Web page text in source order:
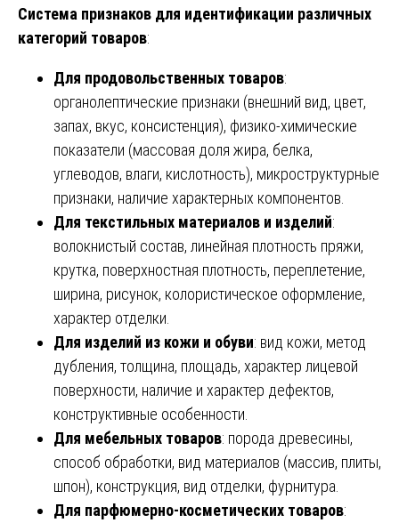
Система признаков для идентификации различных
категорий товаров:
Для продовольственных товаров:
органолептические признаки (внешний вид, цвет,
запах, вкус, консистенция), физико-химические
показатели (массовая доля жира, белка,
углеводов, влаги, кислотность), микроструктурные
признаки, наличие характерных компонентов.
Для текстильных материалов и изделий:
волокнистый состав, линейная плотность пряжи,
крутка, поверхностная плотность, переплетение,
ширина, рисунок, колористическое оформление,
характер отделки.
Для изделий из кожи и обуви: вид кожи, метод
дубления, толщина, площадь, характер лицевой
поверхности, наличие и характер дефектов,
конструктивные особенности.
Для мебельных товаров: порода древесины,
способ обработки, вид материалов (массив, плиты,
шпон), конструкция, вид отделки, фурнитура.
Для парфюмерно-косметических товаров: